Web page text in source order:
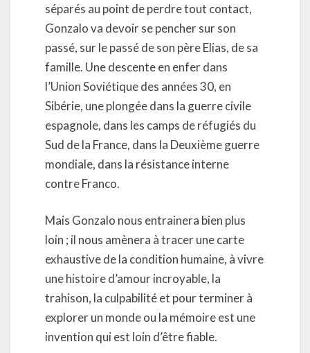
séparés au point de perdre tout contact,
Gonzalo va devoir se pencher sur son
passé, sur le passé de son père Elias, de sa
famille. Une descente en enfer dans
l’Union Soviétique des années 30, en
Sibérie, une plongée dans la guerre civile
espagnole, dans les camps de réfugiés du
Sud de la France, dans la Deuxième guerre
mondiale, dans la résistance interne
contre Franco.
Mais Gonzalo nous entrainera bien plus
loin ; il nous amènera à tracer une carte
exhaustive de la condition humaine, à vivre
une histoire d’amour incroyable, la
trahison, la culpabilité et pour terminer à
explorer un monde ou la mémoire est une
invention qui est loin d’être fiable.